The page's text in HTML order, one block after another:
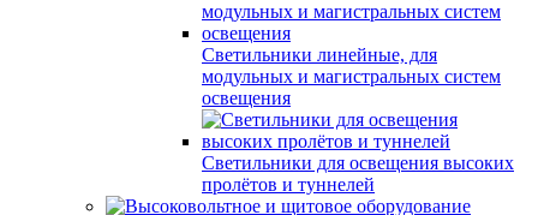
Светильники линейные, для
модульных и магистральных систем
освещения
Светильники для освещения высоких
пролётов и туннелей